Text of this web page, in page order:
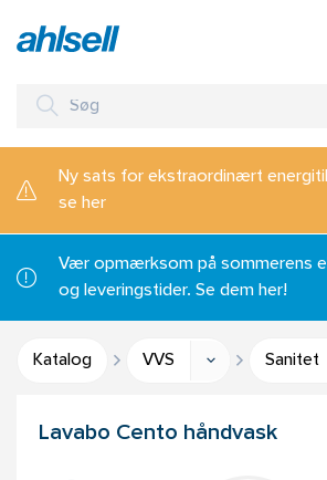
Ny sats for ekstraordinært
se her
Vær opmærksom på sommerens
og leveringstider. Se dem her!
Katalog VVS Sanitet
Lavabo Cento håndvask